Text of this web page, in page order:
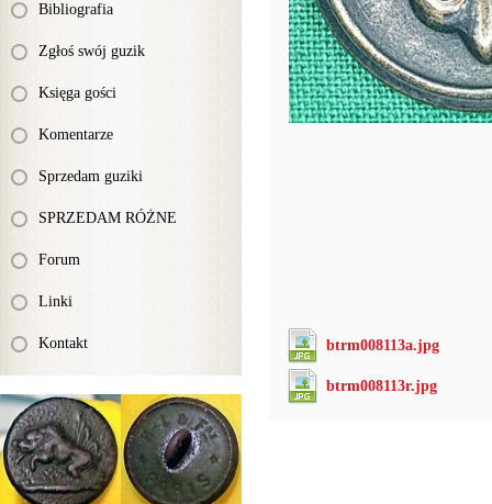
Bibliografia
Zgłoś swój guzik
Księga gości
Komentarze
Sprzedam guziki
SPRZEDAM RÓŻNE
Forum
Linki
Kontakt btrm008113a.jpg
btrm008113r.jpg